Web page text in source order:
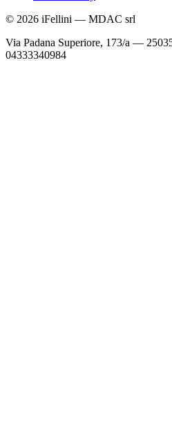
© 2026 iFellini — MDAC srl
Via Padana Superiore, 173/a —
04333340984